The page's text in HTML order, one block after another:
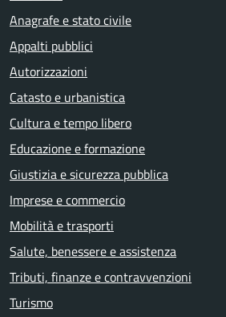
Anagrafe e stato civile
Appalti pubblici
Autorizzazioni
Catasto e urbanistica
Cultura e tempo libero
Educazione e formazione
Giustizia e sicurezza pubblica
Imprese e commercio
Mobilità e trasporti
Salute, benessere e assistenza
Tributi, finanze e contravvenzioni
Turismo